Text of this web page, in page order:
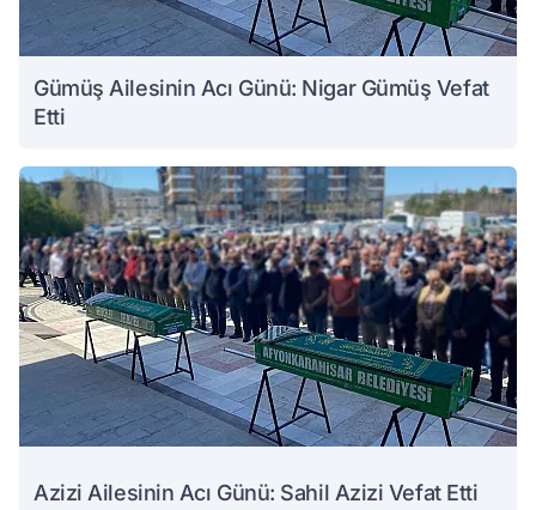
Gümüş Ailesinin Acı Günü: Nigar Gümüş Vefat
Etti
Azizi Ailesinin Acı Günü: Sahil Azizi Vefat Etti